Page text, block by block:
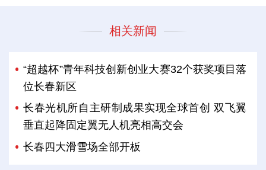
相关新闻
“超越杯”青年科技创新创业大赛32个获奖项目落
位长春新区
长春光机所自主研制成果实现全球首创 双飞翼
垂直起降固定翼无人机亮相高交会
长春四大滑雪场全部开板